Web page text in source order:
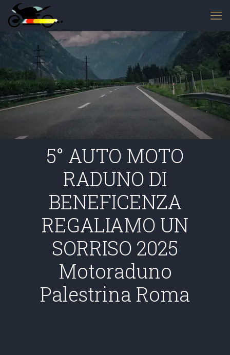
5° AUTO MOTO
RADUNO DI
BENEFICENZA
REGALIAMO UN
SORRISO 2025
Motoraduno
Palestrina Roma